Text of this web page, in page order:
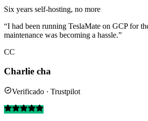
Six years self-hosting, no more
“I had been running TeslaMate on GCP for
maintenance was becoming a hassle.”
CC
Charlie cha
Verificado · Trustpilot